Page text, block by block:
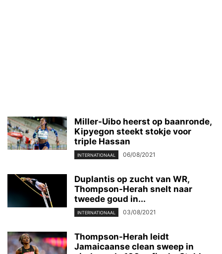
Miller-Uibo heerst op baanronde,
Kipyegon steekt stokje voor
triple Hassan
INTERNATIONAAL 06/08/2021
Duplantis op zucht van WR,
Thompson-Herah snelt naar
tweede goud in...
INTERNATIONAAL 03/08/2021
Thompson-Herah leidt
Jamaicaanse clean sweep in